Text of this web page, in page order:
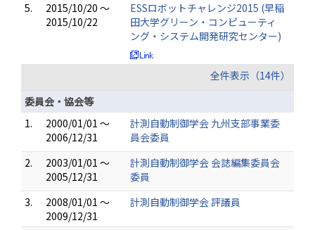
5.
2015/10/20 ～
2015/10/22
ESSロボットチャレンジ2015 (早稲
田大学グリーン・コンピューティ
ング・システム開発研究センター)
全件表示（14件）
委員会・協会等
1.
2000/01/01 ～
2006/12/31
計測自動制御学会 九州支部事業委
員会委員
2.
2003/01/01 ～
2005/12/31
計測自動制御学会 会誌編集委員会
委員
3.
2008/01/01 ～
2009/12/31
計測自動制御学会 評議員